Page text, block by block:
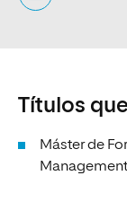
Títulos
Máster de